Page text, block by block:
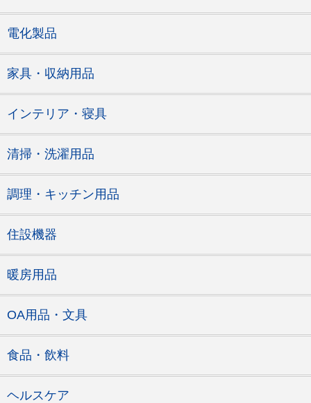
電化製品
家具・収納用品
インテリア・寝具
清掃・洗濯用品
調理・キッチン用品
住設機器
暖房用品
OA用品・文具
食品・飲料
ヘルスケア